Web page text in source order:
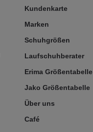
Kundenkarte
Marken
Schuhgrößen
Laufschuhberater
Erima Größentabelle
Jako Größentabelle
Über uns
Café